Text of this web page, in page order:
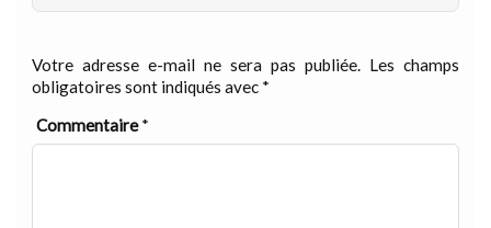
Votre adresse e-mail ne sera pas publiée. Les champs
obligatoires sont indiqués avec *
Commentaire*